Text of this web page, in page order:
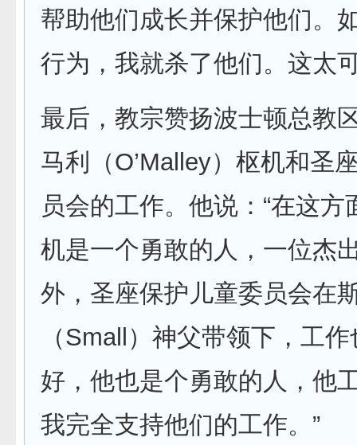
帮助他们成长并保护他们。
行为，我就杀了他们。这太
最后，教宗赞扬波士顿总教
马利（O’Malley）枢机和圣
员会的工作。他说：“在这方
机是一个勇敢的人，一位杰
外，圣座保护儿童委员会在
（Small）神父带领下，工
好，他也是个勇敢的人，他
我完全支持他们的工作。”